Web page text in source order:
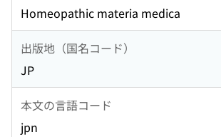
Homeopathic materia medica
出版地（国名コード）
JP
本文の言語コード
jpn